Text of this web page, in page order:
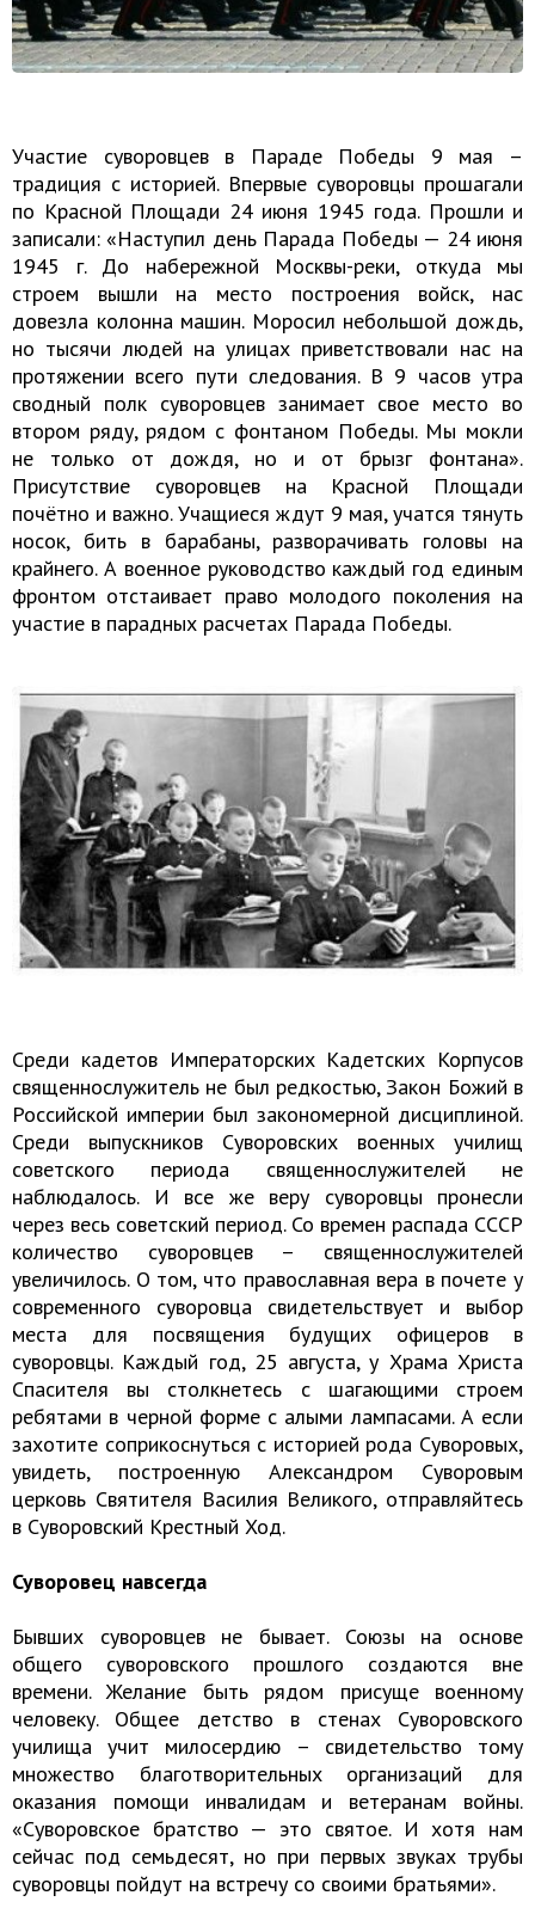
Участие суворовцев в Параде Победы 9 мая –
традиция с историей. Впервые суворовцы прошагали
по Красной Площади 24 июня 1945 года. Прошли и
записали: «Наступил день Парада Победы — 24 июня
1945 г. До набережной Москвы-реки, откуда мы
строем вышли на место построения войск, нас
довезла колонна машин. Моросил небольшой дождь,
но тысячи людей на улицах приветствовали нас на
протяжении всего пути следования. В 9 часов утра
сводный полк суворовцев занимает свое место во
втором ряду, рядом с фонтаном Победы. Мы мокли
не только от дождя, но и от брызг фонтана».
Присутствие суворовцев на Красной Площади
почётно и важно. Учащиеся ждут 9 мая, учатся тянуть
носок, бить в барабаны, разворачивать головы на
крайнего. А военное руководство каждый год единым
фронтом отстаивает право молодого поколения на
участие в парадных расчетах Парада Победы.
Среди кадетов Императорских Кадетских Корпусов
священнослужитель не был редкостью, Закон Божий в
Российской империи был закономерной дисциплиной.
Среди выпускников Суворовских военных училищ
советского периода священнослужителей не
наблюдалось. И все же веру суворовцы пронесли
через весь советский период. Со времен распада СССР
количество суворовцев – священнослужителей
увеличилось. О том, что православная вера в почете у
современного суворовца свидетельствует и выбор
места для посвящения будущих офицеров в
суворовцы. Каждый год, 25 августа, у Храма Христа
Спасителя вы столкнетесь с шагающими строем
ребятами в черной форме с алыми лампасами. А если
захотите соприкоснуться с историей рода Суворовых,
увидеть, построенную Александром Суворовым
церковь Святителя Василия Великого, отправляйтесь
в Суворовский Крестный Ход.
Суворовец навсегда
Бывших суворовцев не бывает. Союзы на основе
общего суворовского прошлого создаются вне
времени. Желание быть рядом присуще военному
человеку. Общее детство в стенах Суворовского
училища учит милосердию – свидетельство тому
множество благотворительных организаций для
оказания помощи инвалидам и ветеранам войны.
«Суворовское братство — это святое. И хотя нам
сейчас под семьдесят, но при первых звуках трубы
суворовцы пойдут на встречу со своими братьями».